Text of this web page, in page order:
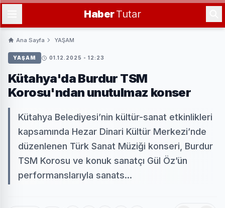
HaberTutar
Ana Sayfa YAŞAM
YAŞAM 01.12.2025 - 12:23
Kütahya'da Burdur TSM
Korosu'ndan unutulmaz konser
Kütahya Belediyesi’nin kültür-sanat etkinlikleri
kapsamında Hezar Dinari Kültür Merkezi’nde
düzenlenen Türk Sanat Müziği konseri, Burdur
TSM Korosu ve konuk sanatçı Gül Öz’ün
performanslarıyla sanats...